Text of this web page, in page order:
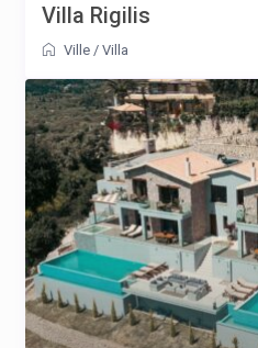
Villa Rigilis
Ville /Villa